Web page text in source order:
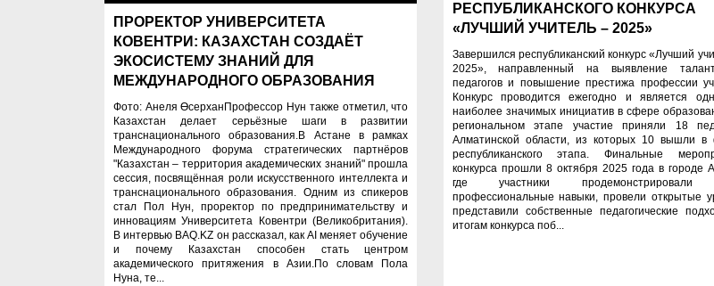
ПРОРЕКТОР УНИВЕРСИТЕТА
КОВЕНТРИ: КАЗАХСТАН СОЗДАЁТ
ЭКОСИСТЕМУ ЗНАНИЙ ДЛЯ
МЕЖДУНАРОДНОГО ОБРАЗОВАНИЯ
Фото: Анеля ӨсерханПрофессор Нун также отметил, что
Казахстан делает серьёзные шаги в развитии
транснационального образования.В Астане в рамках
Международного форума стратегических партнёров
"Казахстан – территория академических знаний" прошла
сессия, посвящённая роли искусственного интеллекта и
транснационального образования. Одним из спикеров
стал Пол Нун, проректор по предпринимательству и
инновациям Университета Ковентри (Великобритания).
В интервью BAQ.KZ он рассказал, как AI меняет обучение
и почему Казахстан способен стать центром
академического притяжения в Азии.По словам Пола
Нуна, те...
РЕСПУБЛИКАНСКОГО КОНКУРСА
«ЛУЧШИЙ УЧИТЕЛЬ – 2025»
Завершился республиканский конкурс «Лучший
2025», направленный на выявление
педагогов и повышение престижа профессии
Конкурс проводится ежегодно и является
наиболее значимых инициатив в сфере
региональном этапе участие приняли 18
Алматинской области, из которых 10 вышли в
республиканского этапа. Финальные
конкурса прошли 8 октября 2025 года в городе
где участники продемонстрировали
профессиональные навыки, провели открытые
представили собственные педагогические
итогам конкурса поб...